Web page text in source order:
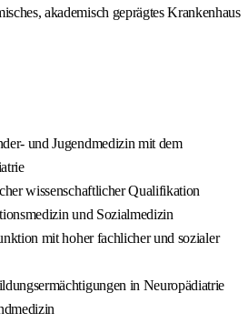
akademisch geprägtes Krankenhaus
und Jugendmedizin mit dem
wissenschaftlicher Qualifikation
und Sozialmedizin
mit hoher fachlicher und sozialer
in Neuropädiatrie